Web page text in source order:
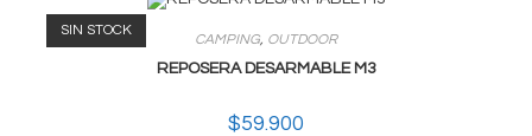
SIN STOCK
CAMPING, OUTDOOR
REPOSERA DESARMABLE M3
$59.900